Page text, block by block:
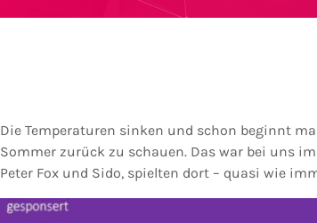
Die Temperaturen sinken und schon beginnt
Sommer zurück zu schauen. Das war bei uns
Peter Fox und Sido, spielten dort – quasi wie